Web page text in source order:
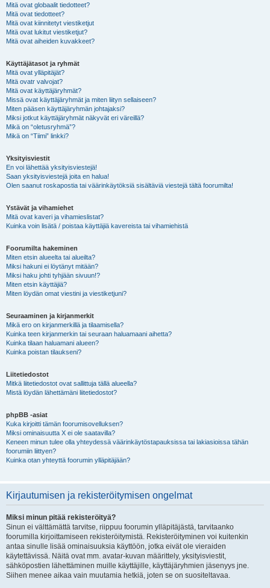
Mitä ovat globaalit tiedotteet?
Mitä ovat tiedotteet?
Mitä ovat kiinnitetyt viestiketjut
Mitä ovat lukitut viestiketjut?
Mitä ovat aiheiden kuvakkeet?
Käyttäjätasot ja ryhmät
Mitä ovat ylläpitäjät?
Mitä ovatr valvojat?
Mitä ovat käyttäjäryhmät?
Missä ovat käyttäjäryhmät ja miten liityn sellaiseen?
Miten pääsen käyttäjäryhmän johtajaksi?
Miksi jotkut käyttäjäryhmät näkyvät eri väreillä?
Mikä on “oletusryhmä”?
Mikä on “Tiimi” linkki?
Yksityisviestit
En voi lähettää yksityisviestejä!
Saan yksityisviestejä joita en halua!
Olen saanut roskapostia tai väärinkäytöksiä sisältäviä viestejä tältä foorumilta!
Ystävät ja vihamiehet
Mitä ovat kaveri ja vihamieslistat?
Kuinka voin lisätä / poistaa käyttäjiä kavereista tai vihamiehistä
Foorumilta hakeminen
Miten etsin alueelta tai alueilta?
Miksi hakuni ei löytänyt mitään?
Miksi haku johti tyhjään sivuun!?
Miten etsin käyttäjiä?
Miten löydän omat viestini ja viestiketjuni?
Seuraaminen ja kirjanmerkit
Mikä ero on kirjanmerkillä ja tilaamisella?
Kuinka teen kirjanmerkin tai seuraan haluamaani aihetta?
Kuinka tilaan haluamani alueen?
Kuinka poistan tilaukseni?
Liitetiedostot
Mitkä liitetiedostot ovat sallittuja tällä alueella?
Mistä löydän lähettämäni liitetiedostot?
phpBB -asiat
Kuka kirjoitti tämän foorumisovelluksen?
Miksi ominaisuutta X ei ole saatavilla?
Keneen minun tulee olla yhteydessä väärinkäytöstapauksissa tai lakiasioissa tähän
foorumiin liittyen?
Kuinka otan yhteyttä foorumin ylläpitäjään?
Kirjautumisen ja rekisteröitymisen ongelmat
Miksi minun pitää rekisteröityä?
Sinun ei välttämättä tarvitse, riippuu foorumin ylläpitäjästä, tarvitaanko
foorumilla kirjoittamiseen rekisteröitymistä. Rekisteröityminen voi kuitenkin
antaa sinulle lisää ominaisuuksia käyttöön, jotka eivät ole vieraiden
käytettävissä. Näitä ovat mm. avatar-kuvan määrittely, yksityisviestit,
sähköpostien lähettäminen muille käyttäjille, käyttäjäryhmien jäsenyys jne.
Siihen menee aikaa vain muutamia hetkiä, joten se on suositeltavaa.